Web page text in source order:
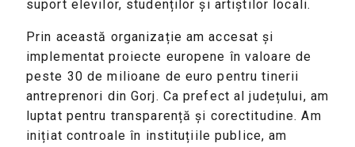
suport elevilor, studenților și artiștilor locali.
Prin această organizație am accesat și
implementat proiecte europene în valoare de
peste 30 de milioane de euro pentru tinerii
antreprenori din Gorj. Ca prefect al județului, am
luptat pentru transparență și corectitudine. Am
inițiat controale în instituțiile publice, am